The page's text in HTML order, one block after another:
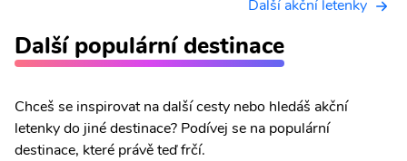
Další akční letenky
Další populární destinace
Chceš se inspirovat na další cesty nebo hledáš akční
letenky do jiné destinace? Podívej se na populární
destinace, které právě teď frčí.